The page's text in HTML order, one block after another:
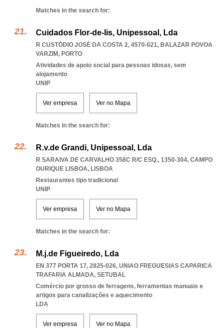
Matches in the search for:
Cuidados Flor-de-lis, Unipessoal, Lda
R CUSTÓDIO JOSÉ DA COSTA 2, 4570-021, BALAZAR POVOA
VARZIM, PORTO
Atividades de apoio social para pessoas idosas, sem
alojamento
UNIP
Ver empresa Ver no Mapa
Matches in the search for:
R.v.de Grandi, Unipessoal, Lda
R SARAIVA DE CARVALHO 358C R/C ESQ., 1350-304, CAMPO
OURIQUE LISBOA, LISBOA
Restaurantes tipo tradicional
UNIP
Ver empresa Ver no Mapa
Matches in the search for:
M.j.de Figueiredo, Lda
EN 377 PORTA 17, 2825-026, UNIAO FREGUESIAS CAPARICA
TRAFARIA ALMADA, SETUBAL
Comércio por grosso de ferragens, ferramentas manuais e
artigos para canalizações e aquecimento
LDA
Ver empresa Ver no Mapa